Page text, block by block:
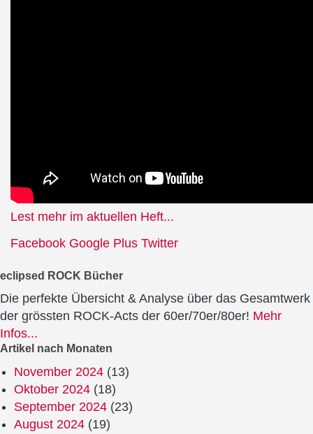
Lest mehr im aktuellen Heft...
Facebook Google Plus Twitter
eclipsed ROCK Bücher
Die perfekte Übersicht & Analyse über das Gesamtwerk
der grössten ROCK-Acts der 60er/70er/80er! Mehr
Infos...
Artikel nach Monaten
November 2024 (13)
Oktober 2024 (18)
September 2024 (23)
August 2024 (19)